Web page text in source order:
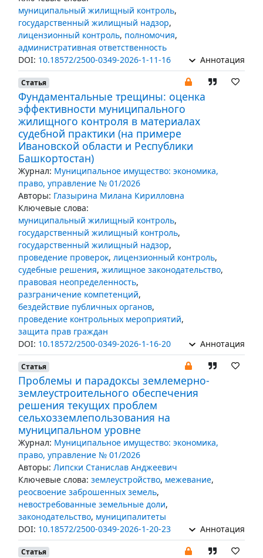
муниципальный жилищный контроль,
государственный жилищный надзор,
лицензионный контроль, полномочия,
административная ответственность
DOI: 10.18572/2500-0349-2026-1-11-16 Аннотация
Статья
Фундаментальные трещины: оценка
эффективности муниципального
жилищного контроля в материалах
судебной практики (на примере
Ивановской области и Республики
Башкортостан)
Журнал: Муниципальное имущество: экономика,
право, управление № 01/2026
Авторы: Глазырина Милана Кирилловна
Ключевые слова:
муниципальный жилищный контроль,
государственный жилищный контроль,
государственный жилищный надзор,
проведение проверок, лицензионный контроль,
судебные решения, жилищное законодательство,
правовая неопределенность,
разграничение компетенций,
бездействие публичных органов,
проведение контрольных мероприятий,
защита прав граждан
DOI: 10.18572/2500-0349-2026-1-16-20 Аннотация
Статья
Проблемы и парадоксы землемерно-
землеустроительного обеспечения
решения текущих проблем
сельхозземлепользования на
муниципальном уровне
Журнал: Муниципальное имущество: экономика,
право, управление № 01/2026
Авторы: Липски Станислав Анджеевич
Ключевые слова: землеустройство, межевание,
реосвоение заброшенных земель,
невостребованные земельные доли,
законодательство, муниципалитеты
DOI: 10.18572/2500-0349-2026-1-20-23 Аннотация
Статья